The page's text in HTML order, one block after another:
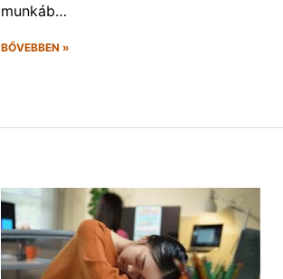
munkáb…
BŐVEBBEN »